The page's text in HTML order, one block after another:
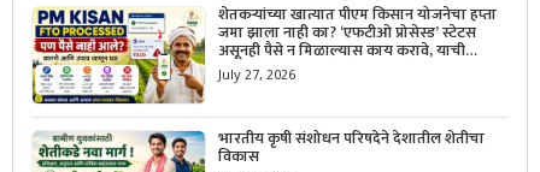
शेतकऱ्यांच्या खात्यात पीएम किसान योजनेचा हप्ता
जमा झाला नाही का? ‘एफटीओ प्रोसेस्ड’ स्टेटस
असूनही पैसे न मिळाल्यास काय करावे, याची
सविस्तर माहिती जाणून घ्या.
July 27, 2026
भारतीय कृषी संशोधन परिषदेने देशातील शेतीचा
विकास